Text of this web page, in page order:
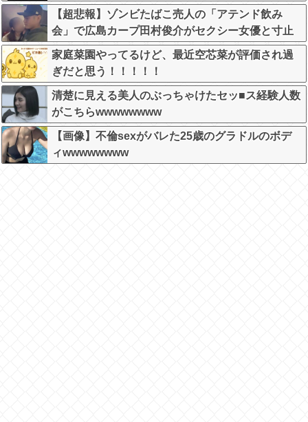
その後『こう』なったんだが俺悪くないよ
な？？？？？？？？
【超悲報】ゾンビたばこ売人の「アテンド飲み
会」で広島カープ田村俊介がセクシー女優と寸止
めキスｗｗｗ
家庭菜園やってるけど、最近空芯菜が評価され過
ぎだと思う！！！！！
清楚に見える美人のぶっちゃけたセッ■ス経験人数
がこちらwwwwwwww
【画像】不倫sexがバレた25歳のグラドルのボデ
ィwwwwwwww